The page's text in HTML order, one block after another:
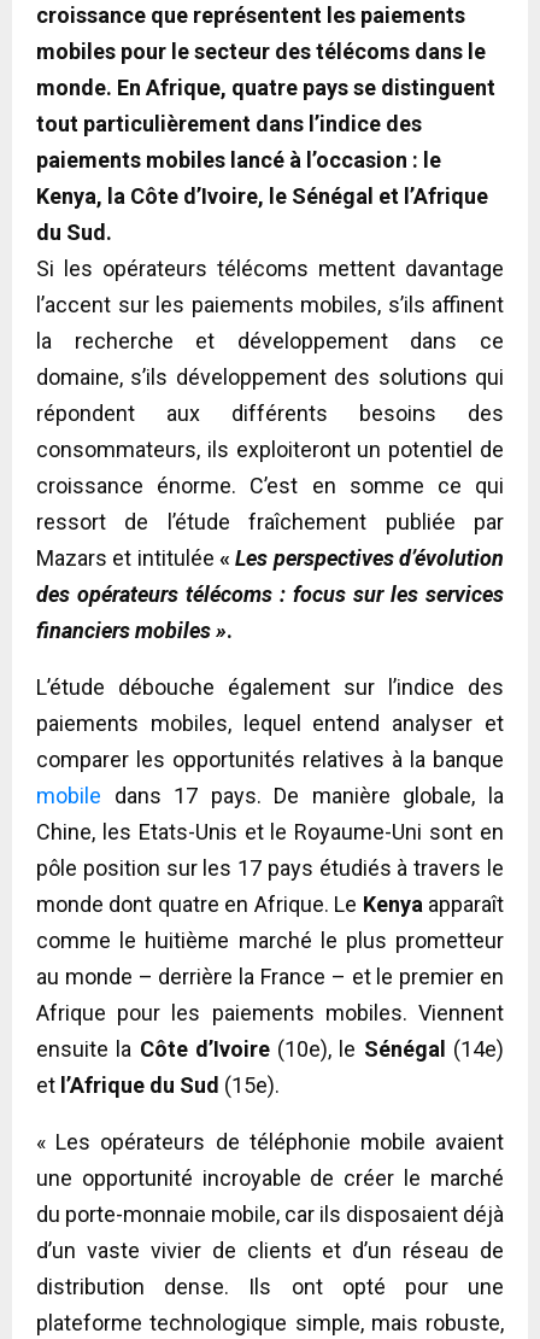
croissance que représentent les paiements
mobiles pour le secteur des télécoms dans le
monde. En Afrique, quatre pays se distinguent
tout particulièrement dans l’indice des
paiements mobiles lancé à l’occasion : le
Kenya, la Côte d’Ivoire, le Sénégal et l’Afrique
du Sud.
Si les opérateurs télécoms mettent davantage
l’accent sur les paiements mobiles, s’ils affinent
la recherche et développement dans ce
domaine, s’ils développement des solutions qui
répondent aux différents besoins des
consommateurs, ils exploiteront un potentiel de
croissance énorme. C’est en somme ce qui
ressort de l’étude fraîchement publiée par
Mazars et intitulée «Les perspectives d’évolution
des opérateurs télécoms : focus sur les services
financiers mobiles ».
L’étude débouche également sur l’indice des
paiements mobiles, lequel entend analyser et
comparer les opportunités relatives à la banque
mobile dans 17 pays. De manière globale, la
Chine, les Etats-Unis et le Royaume-Uni sont en
pôle position sur les 17 pays étudiés à travers le
monde dont quatre en Afrique. Le Kenya apparaît
comme le huitième marché le plus prometteur
au monde – derrière la France – et le premier en
Afrique pour les paiements mobiles. Viennent
ensuite la Côte d’Ivoire(10e), le Sénégal (14e)
et l’Afrique du Sud (15e).
« Les opérateurs de téléphonie mobile avaient
une opportunité incroyable de créer le marché
du porte-monnaie mobile, car ils disposaient déjà
d’un vaste vivier de clients et d’un réseau de
distribution dense. Ils ont opté pour une
plateforme technologique simple, mais robuste,